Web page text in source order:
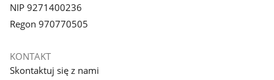
NIP 9271400236
Regon 970770505
KONTAKT
Skontaktuj się z nami